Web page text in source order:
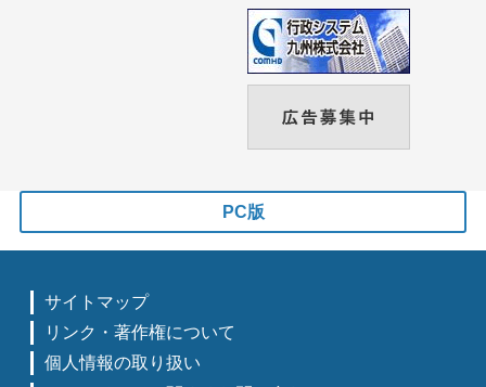
PC版
サイトマップ
リンク・著作権について
個人情報の取り扱い